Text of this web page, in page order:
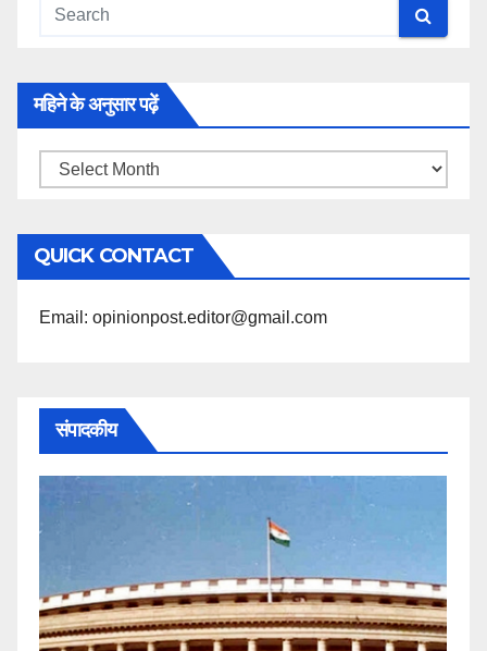
महिने के अनुसार पढ़ें
महिने
अनुसार
पढ़ें
QUICK CONTACT
Email: opinionpost.editor@gmail.com
संपादकीय